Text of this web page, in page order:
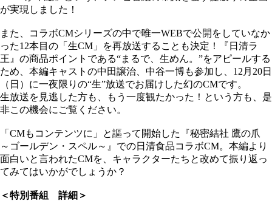
が実現しました！
また、コラボCMシリーズの中で唯一WEBで公開をしていなか
った12本目の「生CM」を再放送することも決定！『日清ラ
王』の商品ポイントである“まるで、生めん。”をアピールする
ため、本編キャストの中田譲治、中谷一博も参加し、12月20日
（日）に一夜限りの“生”放送でお届けした幻のCMです。
生放送を見逃した方も、もう一度観たかった！という方も、是
非この機会にご覧ください。
「CMもコンテンツに」と謳って開始した『秘密結社 鷹の爪
～ゴールデン・スペル～』での日清食品コラボCM。本編より
面白いと言われたCMを、キャラクターたちと改めて振り返っ
てみてはいかがでしょうか？
＜特別番組 詳細＞